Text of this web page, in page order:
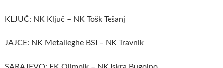
KLJUČ: NK Ključ – NK Tošk Tešanj
JAJCE: NK Metalleghe BSI – NK Travnik